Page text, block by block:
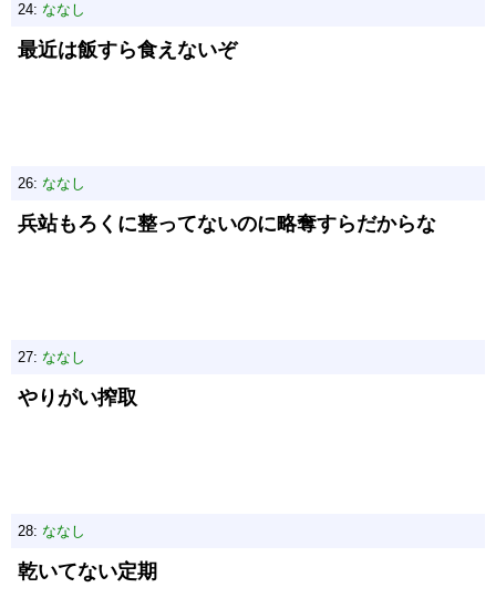
24: ななし
最近は飯すら食えないぞ
26: ななし
兵站もろくに整ってないのに略奪すらだからな
27: ななし
やりがい搾取
28: ななし
乾いてない定期